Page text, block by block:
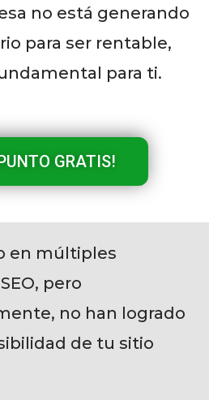
no está generando
para ser rentable,
para ti.
GRATIS!
en múltiples
pero
no han logrado
de tu sitio